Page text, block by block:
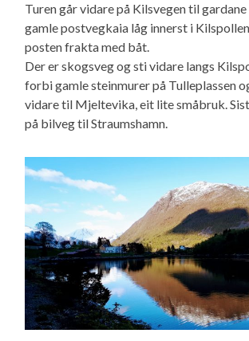
Turen går vidare på Kilsvegen til gardane
gamle postvegkaia låg innerst i
posten frakta med båt.
Der er skogsveg og sti vidare langs
forbi gamle steinmurer på Tulleplassen
vidare til Mjeltevika, eit lite småbruk.
på bilveg til Straumshamn.